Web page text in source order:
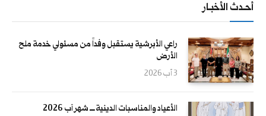
أحــدث الأخبــار
راعي الأبرشية يستقبل وفداً من مسئولي خدمة ملح
الأرض
3 آب 2026
الأعياد والمناسبات الدينية ــــ شهر آب 2026